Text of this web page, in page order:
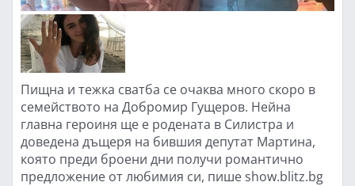
Пищна и тежка сватба се очаква много скоро в
семейството на Добромир Гущеров. Нейна
главна героиня ще е родената в Силистра и
доведена дъщеря на бившия депутат Мартина,
която преди броени дни получи романтично
предложение от любимия си, пише show.blitz.bg